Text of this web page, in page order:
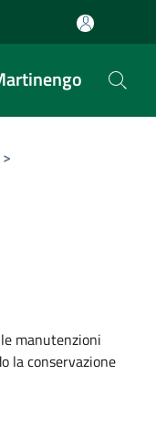
>
manutenzioni
la conservazione